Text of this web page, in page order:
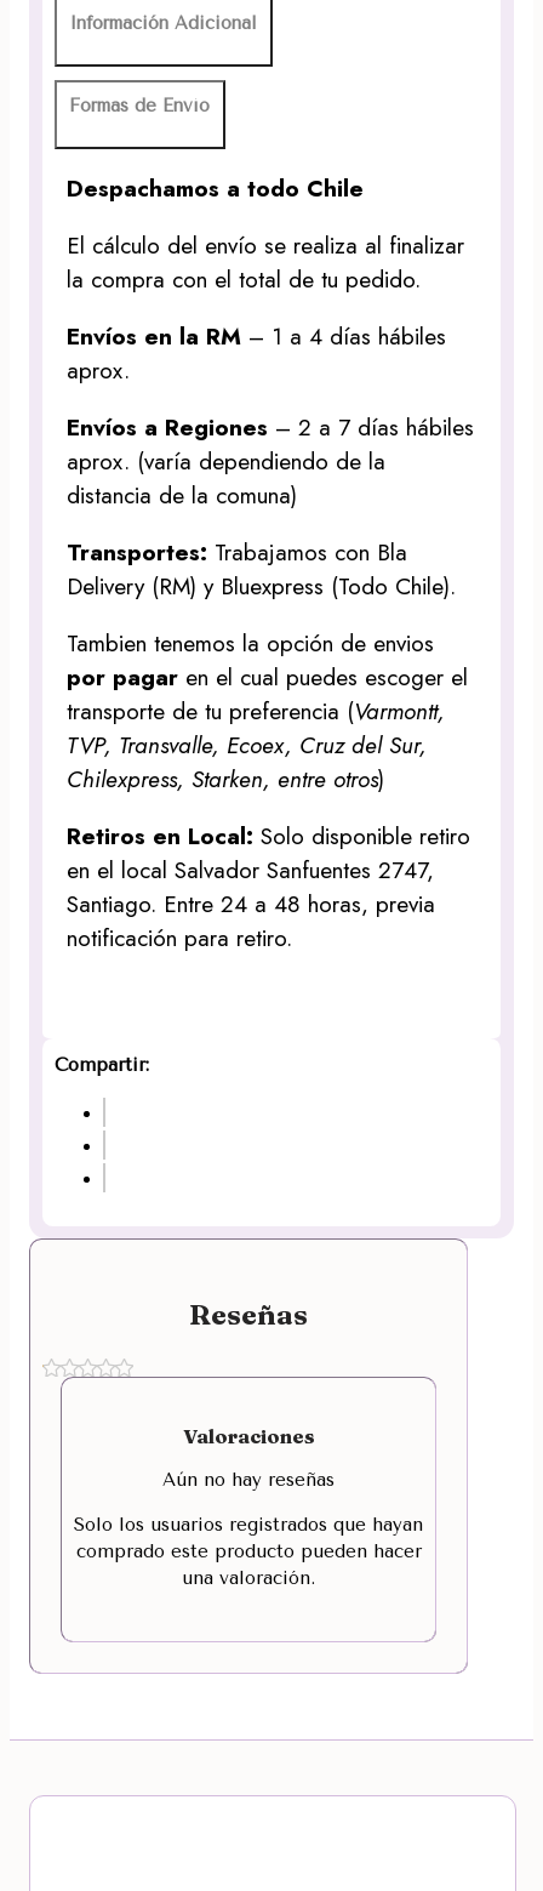
Información Adicional
Formas de Envío
Despachamos a todo Chile
El cálculo del envío se realiza al finalizar
la compra con el total de tu pedido.
Envíos en la RM – 1 a 4 días hábiles
aprox.
Envíos a Regiones – 2 a 7 días hábiles
aprox. (varía dependiendo de la
distancia de la comuna)
Transportes: Trabajamos con Bla
Delivery (RM) y Bluexpress (Todo Chile).
Tambien tenemos la opción de envios
por pagar en el cual puedes escoger el
transporte de tu preferencia (Varmontt,
TVP, Transvalle, Ecoex, Cruz del Sur,
Chilexpress, Starken, entre otros)
Retiros en Local:Solo disponible retiro
en el local Salvador Sanfuentes 2747,
Santiago. Entre 24 a 48 horas, previa
notificación para retiro.
Compartir:
Reseñas
Valoraciones
Aún no hay reseñas
Solo los usuarios registrados que hayan
comprado este producto pueden hacer
una valoración.